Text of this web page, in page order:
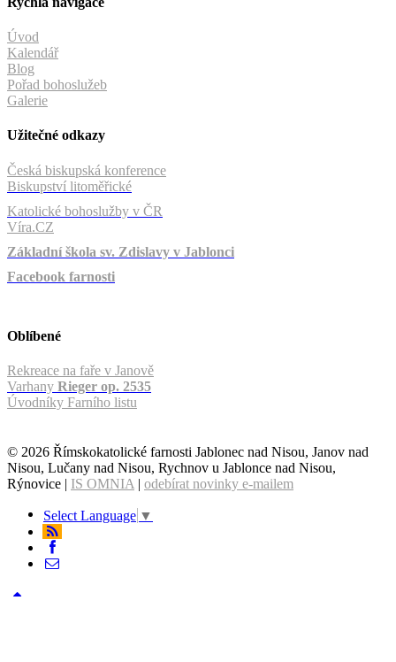
Úvod
Kalendář
Blog
Pořad bohoslužeb
Galerie
Užitečné odkazy
Česká biskupská konference
Biskupství litoměřické
Katolické bohoslužby v ČR
Víra.CZ
Základní škola sv. Zdislavy v Jablonci
Facebook farnosti
Oblíbené
Rekreace na faře v Janově
Varhany Rieger op. 2535
Úvodníky Farního listu
© 2026 Římskokatolické farnosti Jablonec nad Nisou, Janov nad
Nisou, Lučany nad Nisou, Rychnov u Jablonce nad Nisou,
Rýnovice | IS OMNIA | odebírat novinky e-mailem
Select Language ▼